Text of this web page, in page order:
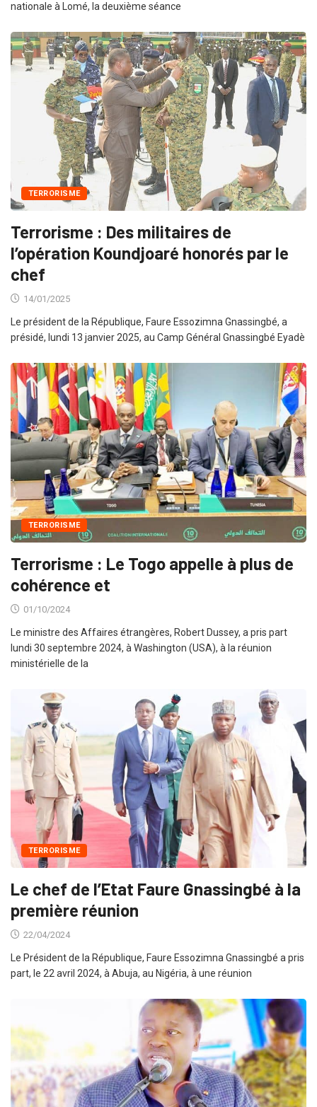
nationale à Lomé, la deuxième séance
TERRORISME
Terrorisme : Des militaires de
l’opération Koundjoaré honorés par le
chef
14/01/2025
Le président de la République, Faure Essozimna Gnassingbé, a
présidé, lundi 13 janvier 2025, au Camp Général Gnassingbé Eyadè
TERRORISME
Terrorisme : Le Togo appelle à plus de
cohérence et
01/10/2024
Le ministre des Affaires étrangères, Robert Dussey, a pris part
lundi 30 septembre 2024, à Washington (USA), à la réunion
ministérielle de la
TERRORISME
Le chef de l’Etat Faure Gnassingbé à la
première réunion
22/04/2024
Le Président de la République, Faure Essozimna Gnassingbé a pris
part, le 22 avril 2024, à Abuja, au Nigéria, à une réunion